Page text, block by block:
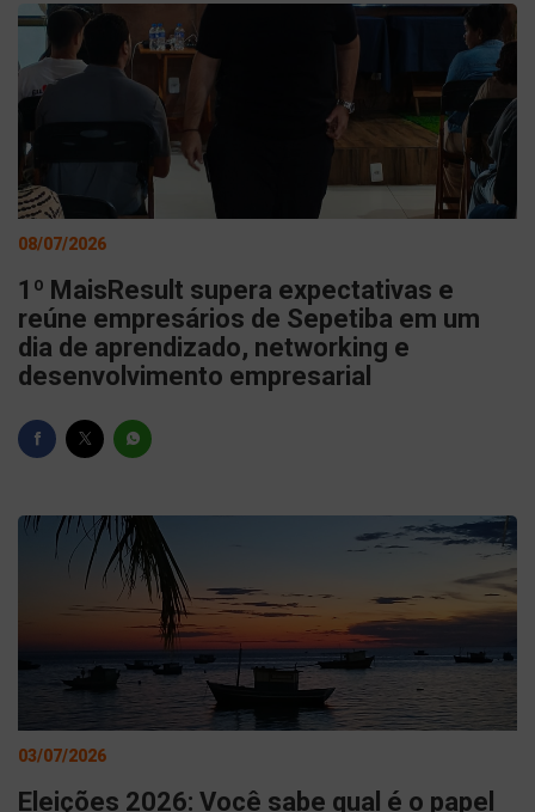
08/07/2026
1º MaisResult supera expectativas e
reúne empresários de Sepetiba em um
dia de aprendizado, networking e
desenvolvimento empresarial
03/07/2026
Eleições 2026: Você sabe qual é o papel